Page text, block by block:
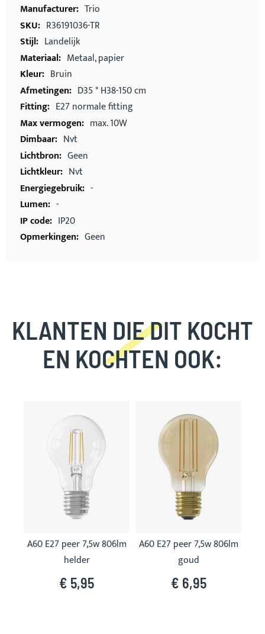
Meer
informatie
Trio
R36191036-TR
Landelijk
Metaal, papier
Bruin
D35 * H38-150 cm
E27 normale fitting
max. 10W
Nvt
Geen
Nvt
-
-
IP20
Geen
KLANTEN DIE DIT KOCHT
EN KOCHTEN OOK:
A60 E27 peer 7,5w 806lm
helder
€ 5,95
A60 E27 peer 7,5w 806lm
goud
€ 6,95